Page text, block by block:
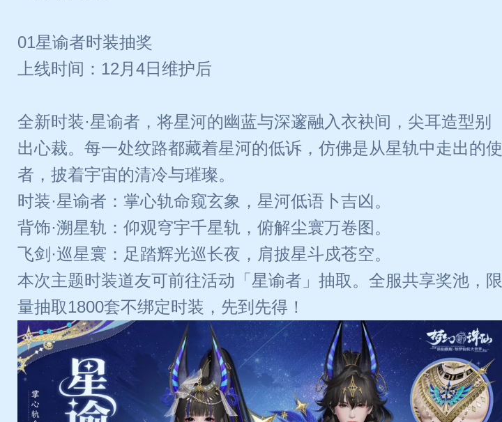
01星谕者时装抽奖
上线时间：12月4日维护后
全新时装·星谕者，将星河的幽蓝与深邃融入衣袂间，尖耳造型别
出心裁。每一处纹路都藏着星河的低诉，仿佛是从星轨中走出的使
者，披着宇宙的清冷与璀璨。
时装·星谕者：掌心轨命窥玄象，星河低语卜吉凶。
背饰·溯星轨：仰观穹宇千星轨，俯解尘寰万卷图。
飞剑·巡星寰：足踏辉光巡长夜，肩披星斗戍苍空。
本次主题时装道友可前往活动「星谕者」抽取。全服共享奖池，限
量抽取1800套不绑定时装，先到先得！